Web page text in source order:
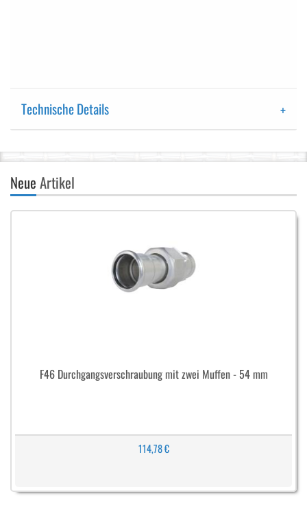
Technische Details
NeueArtikel
F46 Durchgangsverschraubung mit zwei Muffen - 54 mm
114,78 €